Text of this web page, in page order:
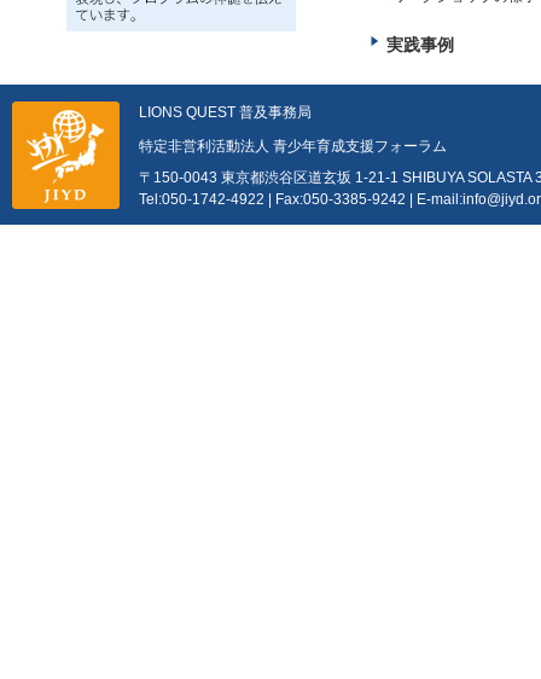
実践事例
LIONS QUEST 普及事務局
特定非営利活動法人 青少年育成支援フォーラム
〒150-0043 東京都渋谷区道玄坂 1-21-1 SHIBUYA SOLASTA
Tel:050-1742-4922 | Fax:050-3385-9242 | E-